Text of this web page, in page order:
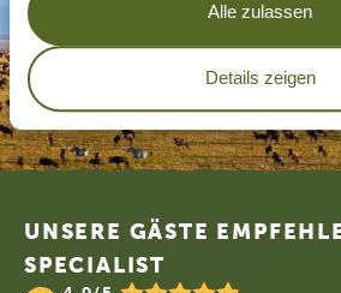
Alle zulassen
Details zeigen
Footer
UNSERE GÄSTE
SPECIALIST